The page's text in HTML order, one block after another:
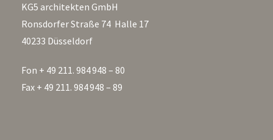
KG5 architekten GmbH
Ronsdorfer Straße 74 Halle 17
40233 Düsseldorf
Fon + 49 211. 984 948 – 80
Fax + 49 211. 984 948 – 89